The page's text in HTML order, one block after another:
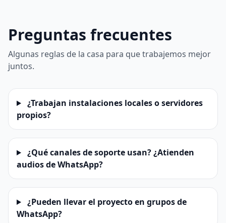
Preguntas frecuentes
Algunas reglas de la casa para que trabajemos mejor
juntos.
¿Trabajan instalaciones locales o servidores
propios?
¿Qué canales de soporte usan? ¿Atienden
audios de WhatsApp?
¿Pueden llevar el proyecto en grupos de
WhatsApp?